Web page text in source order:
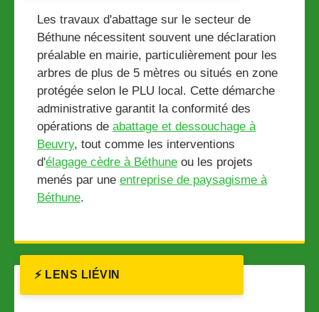
Les travaux d'abattage sur le secteur de
Béthune nécessitent souvent une déclaration
préalable en mairie, particulièrement pour les
arbres de plus de 5 mètres ou situés en zone
protégée selon le PLU local. Cette démarche
administrative garantit la conformité des
opérations de abattage et dessouchage à
Beuvry, tout comme les interventions
d'élagage cèdre à Béthune ou les projets
menés par une entreprise de paysagisme à
Béthune.
⚡ LENS LIÉVIN